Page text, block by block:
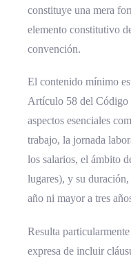
constituye una mera
elemento constitutivo
convención.
El contenido mínimo
Artículo 58 del Código
aspectos esenciales
trabajo, la jornada
los salarios, el ámbito
lugares), y su
año ni mayor a tres
Resulta
expresa de incluir